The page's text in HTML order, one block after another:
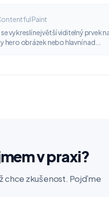
Paint
vykreslí největší viditelný prvek
hero obrázek nebo hlavní nad...
v praxi?
chce zkušenost. Pojďme